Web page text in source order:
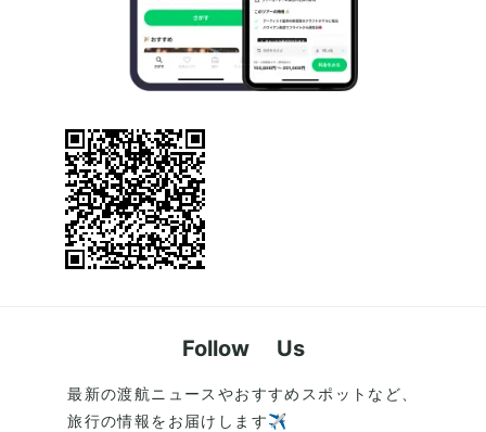
Follow Us
最新の渡航ニュースやおすすめスポットなど、
旅行の情報をお届けします✈️